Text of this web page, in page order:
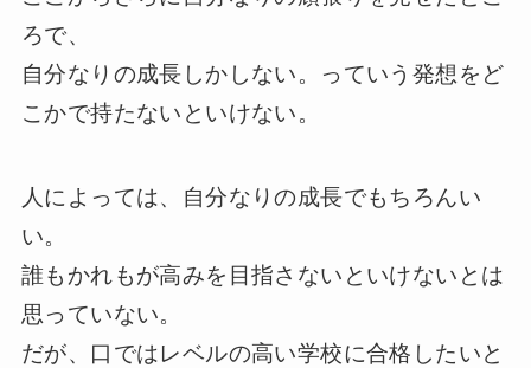
ろで、
自分なりの成長しかしない。っていう発想をど
こかで持たないといけない。
人によっては、自分なりの成長でもちろんい
い。
誰もかれもが高みを目指さないといけないとは
思っていない。
だが、口ではレベルの高い学校に合格したいと